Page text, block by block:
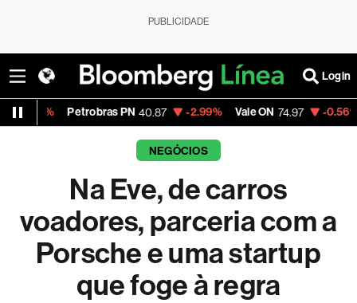
PUBLICIDADE
Login
PN 40.87 -2.99% Vale ON 74.97 -0.56% Itaú PN
NEGÓCIOS
Na Eve, de carros
voadores, parceria com a
Porsche e uma startup
que foge à regra